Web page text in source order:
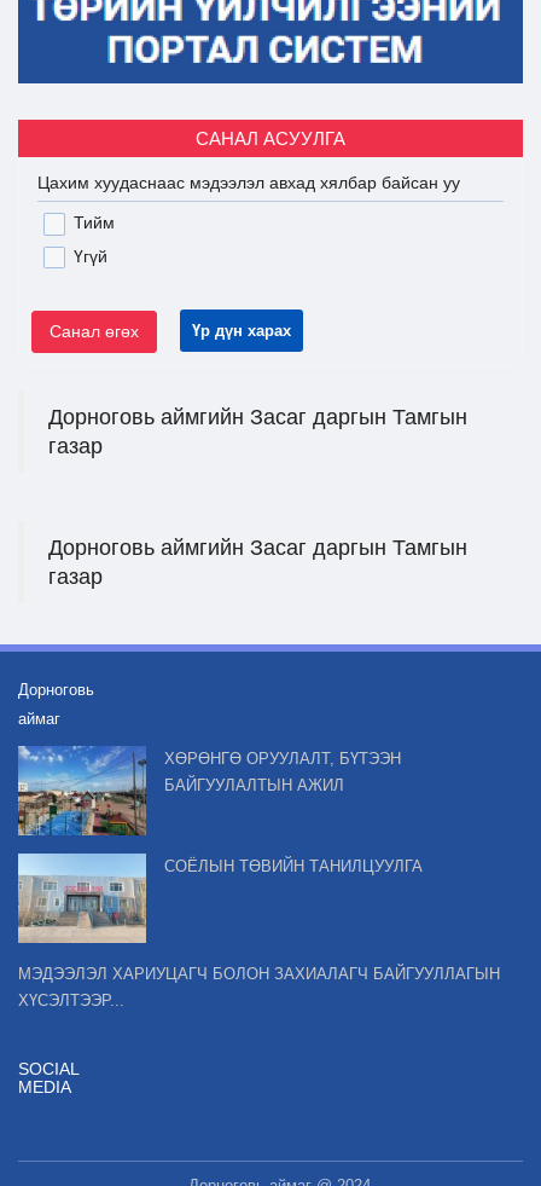
САНАЛ АСУУЛГА
Цахим хуудаснаас мэдээлэл авхад хялбар байсан уу
Тийм
Үгүй
Санал өгөх Үр дүн харах
Дорноговь аймгийн Засаг даргын Тамгын
газар
Дорноговь аймгийн Засаг даргын Тамгын
газар
Дорноговь
аймаг
ХӨРӨНГӨ ОРУУЛАЛТ, БҮТЭЭН
БАЙГУУЛАЛТЫН АЖИЛ
СОЁЛЫН ТӨВИЙН ТАНИЛЦУУЛГА
МЭДЭЭЛЭЛ ХАРИУЦАГЧ БОЛОН ЗАХИАЛАГЧ БАЙГУУЛЛАГЫН
ХҮСЭЛТЭЭР...
SOCIAL
MEDIA